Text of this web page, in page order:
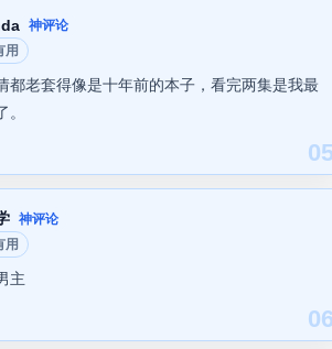
神评论
用
都老套得像是十年前的本子，看完两集是我最
神评论
用
主